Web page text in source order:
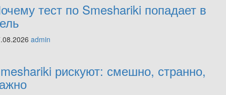
тест по Smeshariki попадает в
admin
рискуют: смешно, странно,